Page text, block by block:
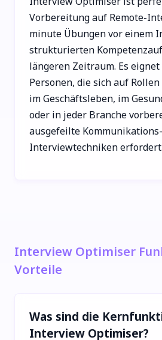
Vorbereitung auf Remote-
minute Übungen vor einem
strukturierten
längeren Zeitraum. Es
Personen, die sich auf
im Geschäftsleben, im
oder in jeder Branche
ausgefeilte
Interviewtechniken erfordert.
Interview Optimiser
Vorteile
Was sind die
Interview Optimiser?